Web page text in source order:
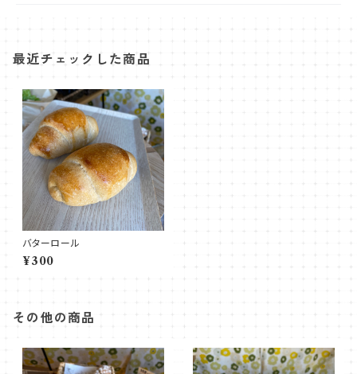
最近チェックした商品
バターロール
¥300
その他の商品